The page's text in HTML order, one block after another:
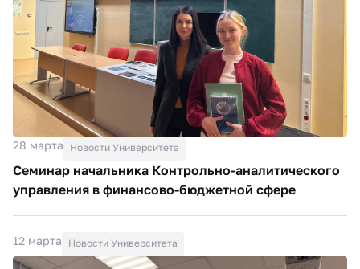
28 марта Новости Университета
Семинар начальника Контрольно-аналитического
управления в финансово-бюджетной сфере
12 марта Новости Университета